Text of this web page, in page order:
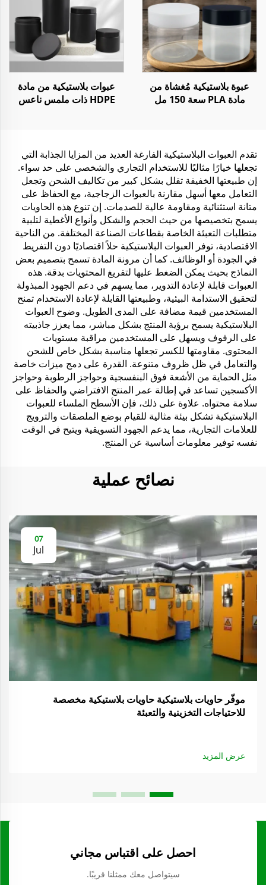
عبوة بلاستيكية مُغشاة من
مادة PLA سعة 150 مل
عبوات بلاستيكية من مادة
HDPE ذات ملمس ناعس
تقدم العبوات البلاستيكية الفارغة العديد من المزايا الجذابة التي
تجعلها خيارًا مثاليًا للاستخدام التجاري والشخصي على حد سواء.
إن طبيعتها الخفيفة تقلل بشكل كبير من تكاليف الشحن وتجعل
التعامل معها أسهل مقارنة بالعبوات الزجاجية، مع الحفاظ على
متانة استثنائية ومقاومة عالية للصدمات. إن تنوع هذه الحاويات
يسمح بتخصيصها من حيث الحجم والشكل وأنواع الأغطية لتلبية
متطلبات التعبئة الخاصة بقطاعات الصناعة المختلفة. من الناحية
الاقتصادية، توفر العبوات البلاستيكية حلاً اقتصاديًا دون التفريط
في الجودة أو الوظائف. كما أن مرونة المادة تسمح بتصميم بعض
النماذج بحيث يمكن الضغط عليها لتفريغ المحتويات بدقة. هذه
العبوات قابلة لإعادة التدوير، مما يسهم في دعم الجهود المبذولة
لتحقيق الاستدامة البيئية، وطبيعتها القابلة لإعادة الاستخدام تمنح
المستخدمين قيمة مضافة على المدى الطويل. وضوح العبوات
البلاستيكية يسمح برؤية المنتج بشكل مباشر، مما يعزز جاذبيته
على الرفوف ويسهل على المستخدمين مراقبة مستويات
المحتوى. مقاومتها للكسر تجعلها مناسبة بشكل خاص للشحن
والتعامل في ظل ظروف متنوعة. القدرة على دمج ميزات خاصة
مثل الحماية من الأشعة فوق البنفسجية وحواجز الرطوبة وحواجز
الأكسجين تساعد في إطالة عمر المنتج الافتراضي والحفاظ على
سلامة محتواه. علاوة على ذلك، فإن الأسطح الملساء للعبوات
البلاستيكية تشكل بيئة مثالية للقيام بوضع الملصقات والترويج
للعلامات التجارية، مما يدعم الجهود التسويقية ويتيح في الوقت
نفسه توفير معلومات أساسية عن المنتج.
نصائح عملية
07
Jul
موفّر حاويات بلاستيكية حاويات بلاستيكية مخصصة
للاحتياجات التخزينية والتعبئة
عرض المزيد
احصل على اقتباس مجاني
سيتواصل معك ممثلنا قريبًا.